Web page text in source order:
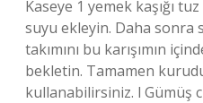
Kaseye 1 yemek kaşığı
suyu ekleyin. Daha sonra
takımını bu karışımın
bekletin. Tamamen
kullanabilirsiniz. l Gümüş